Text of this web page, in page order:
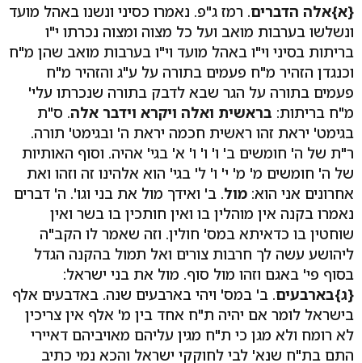
{א}אלה הדברים. רמז ג"פ. נאמרו כסיני ונשנו באהל מועד
ונשלשו בערבות מואב ועל כל מצוה ומצוה נכרתו י"ו
בריתות בסיני וי"ו באהל מועד וי"ו בערבות מואב שהן מ"ח
וכנגדן הזהיר מ"ח פעמים בתורה על ע"ג והזהיר מ"ח
פעמים בתורה על הגר שבא לדבק בתורה שנכרתו עלי'
מ"ח בריתות: בראשית ואלה ויקרא וידבר אלה. ס"ת
בגימט' יראת זהו ראשית חכמה יראת ה' ובגימט' תורה.
ר"ת של ה' חומשים ב' ו' ו' ו' א' בגי' אהיה. וסוף האותיות
של ה' חומשים מ' מ' י' ו' ל' בגי' הוא אלהינו זה וזהו ואת
אחרונים אני הוא: מול. ב' ואידך מול את בני וגו'. ה' דברים
נאמרו בקנה אין מוהלין בו ואין חותכין בו בשר ואין
שוחטין בו כדאיתא במס' חולין. וזה שאמר לו הקב"ה
ליהושע עשה לך חרבות צורים ואל תמול בהקנה הגדל
בסוף פי' באגם וזהו מול סוף. מול את בני ישראל:
{ג}בארבעים. ב' במס' ויהי בארבעים שנה. באדבעים אלף
בישראל לומר אם יהיה ת"ח אחד בין מ' אלף אין צריכין
לא רומח ולא מגן כי ת"ח מגין עליהם מאויביהם דאיירי
התם בת"ח שנא' לבי לחוקקי ישראל והכא נמי כתיב